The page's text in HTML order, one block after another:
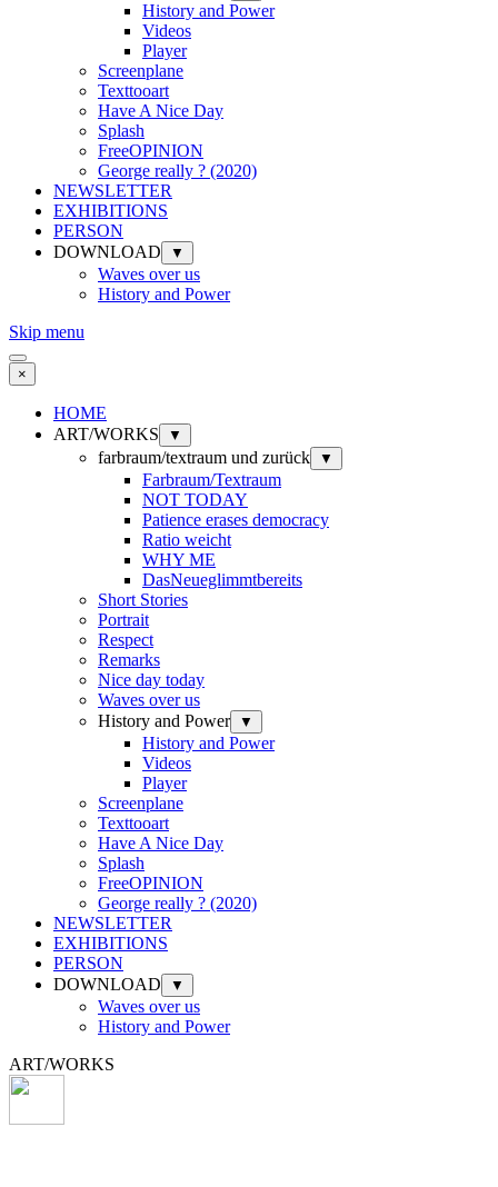
History and Power
Videos
Player
Screenplane
Texttooart
Have A Nice Day
Splash
FreeOPINION
George really ? (2020)
NEWSLETTER
EXHIBITIONS
PERSON
DOWNLOAD
▼
Waves over us
History and Power
Skip menu
×
HOME
ART/WORKS
▼
farbraum/textraum und zurück ▼
Farbraum/Textraum
NOT TODAY
Patience erases democracy
Ratio weicht
WHY ME
DasNeueglimmtbereits
Short Stories
Portrait
Respect
Remarks
Nice day today
Waves over us
History and Power
▼
History and Power
Videos
Player
Screenplane
Texttooart
Have A Nice Day
Splash
FreeOPINION
George really ? (2020)
NEWSLETTER
EXHIBITIONS
PERSON
DOWNLOAD
▼
Waves over us
History and Power
ART/WORKS